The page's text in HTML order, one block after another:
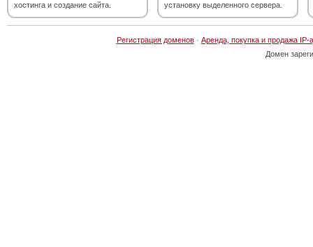
хостинга и создание сайта.
установку выделенного сервера.
Регистрация доменов· Аренда, покупка и продажа IP-
Домен